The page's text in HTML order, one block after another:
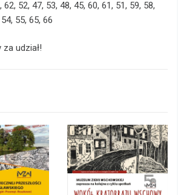
52, 47, 53, 48, 45, 60, 61, 51, 59, 58,
55, 65, 66
za udział!